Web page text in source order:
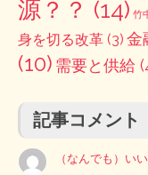
源？？ (14) 竹
身を切る改革 (3) 金
(10) 需要と供給
記事コメント
（なんでも）い